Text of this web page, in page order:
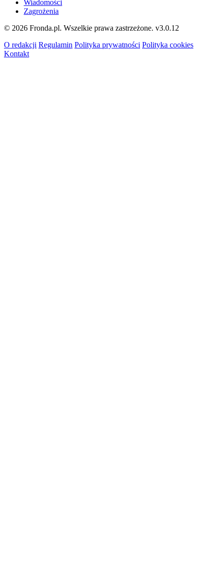
Wiadomości
Zagrożenia
© 2026 Fronda.pl. Wszelkie prawa zastrzeżone. v3.0.12
O redakcji Regulamin Polityka prywatności Polityka cookies
Kontakt